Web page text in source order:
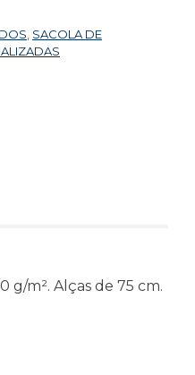
SACOLA DE
g/m². Alças de 75 cm.